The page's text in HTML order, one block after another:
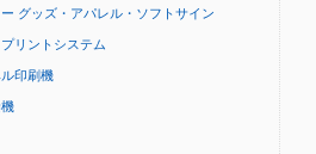
グッズ・アパレル・ソフトサイン
リントシステム
印刷機